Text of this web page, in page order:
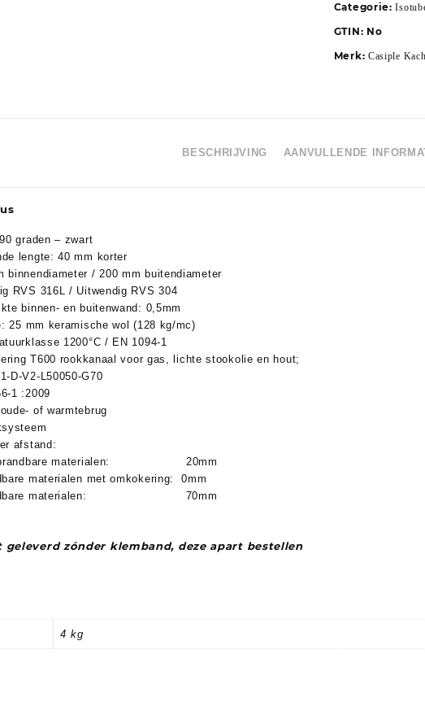
Categorie:
GTIN: No
Merk: Casiple
BESCHRIJVING AANVULLENDE
graden – zwart
lengte: 40 mm korter
binnendiameter / 200 mm buitendiameter
RVS 316L / Uitwendig RVS 304
binnen- en buitenwand: 0,5mm
25 mm keramische wol (128 kg/mc)
1200°C / EN 1094-1
T600 rookkanaal voor gas, lichte stookolie en hout;
D-V2-L50050-G70
1 :2009
of warmtebrug
afstand:
brandbare materialen: 20mm
materialen met omkokering: 0mm
materialen: 70mm
geleverd zónder klemband, deze apart bestellen
4 kg